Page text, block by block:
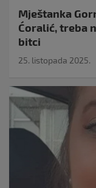
Mještanka
Ćoralić, treba
bitci
25. listopada 2025.